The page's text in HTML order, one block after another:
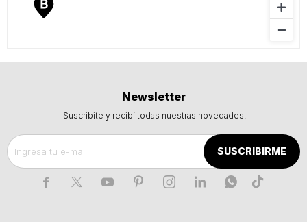
Newsletter
¡Suscribite y recibí todas nuestras novedades!
SUSCRIBIRME
      